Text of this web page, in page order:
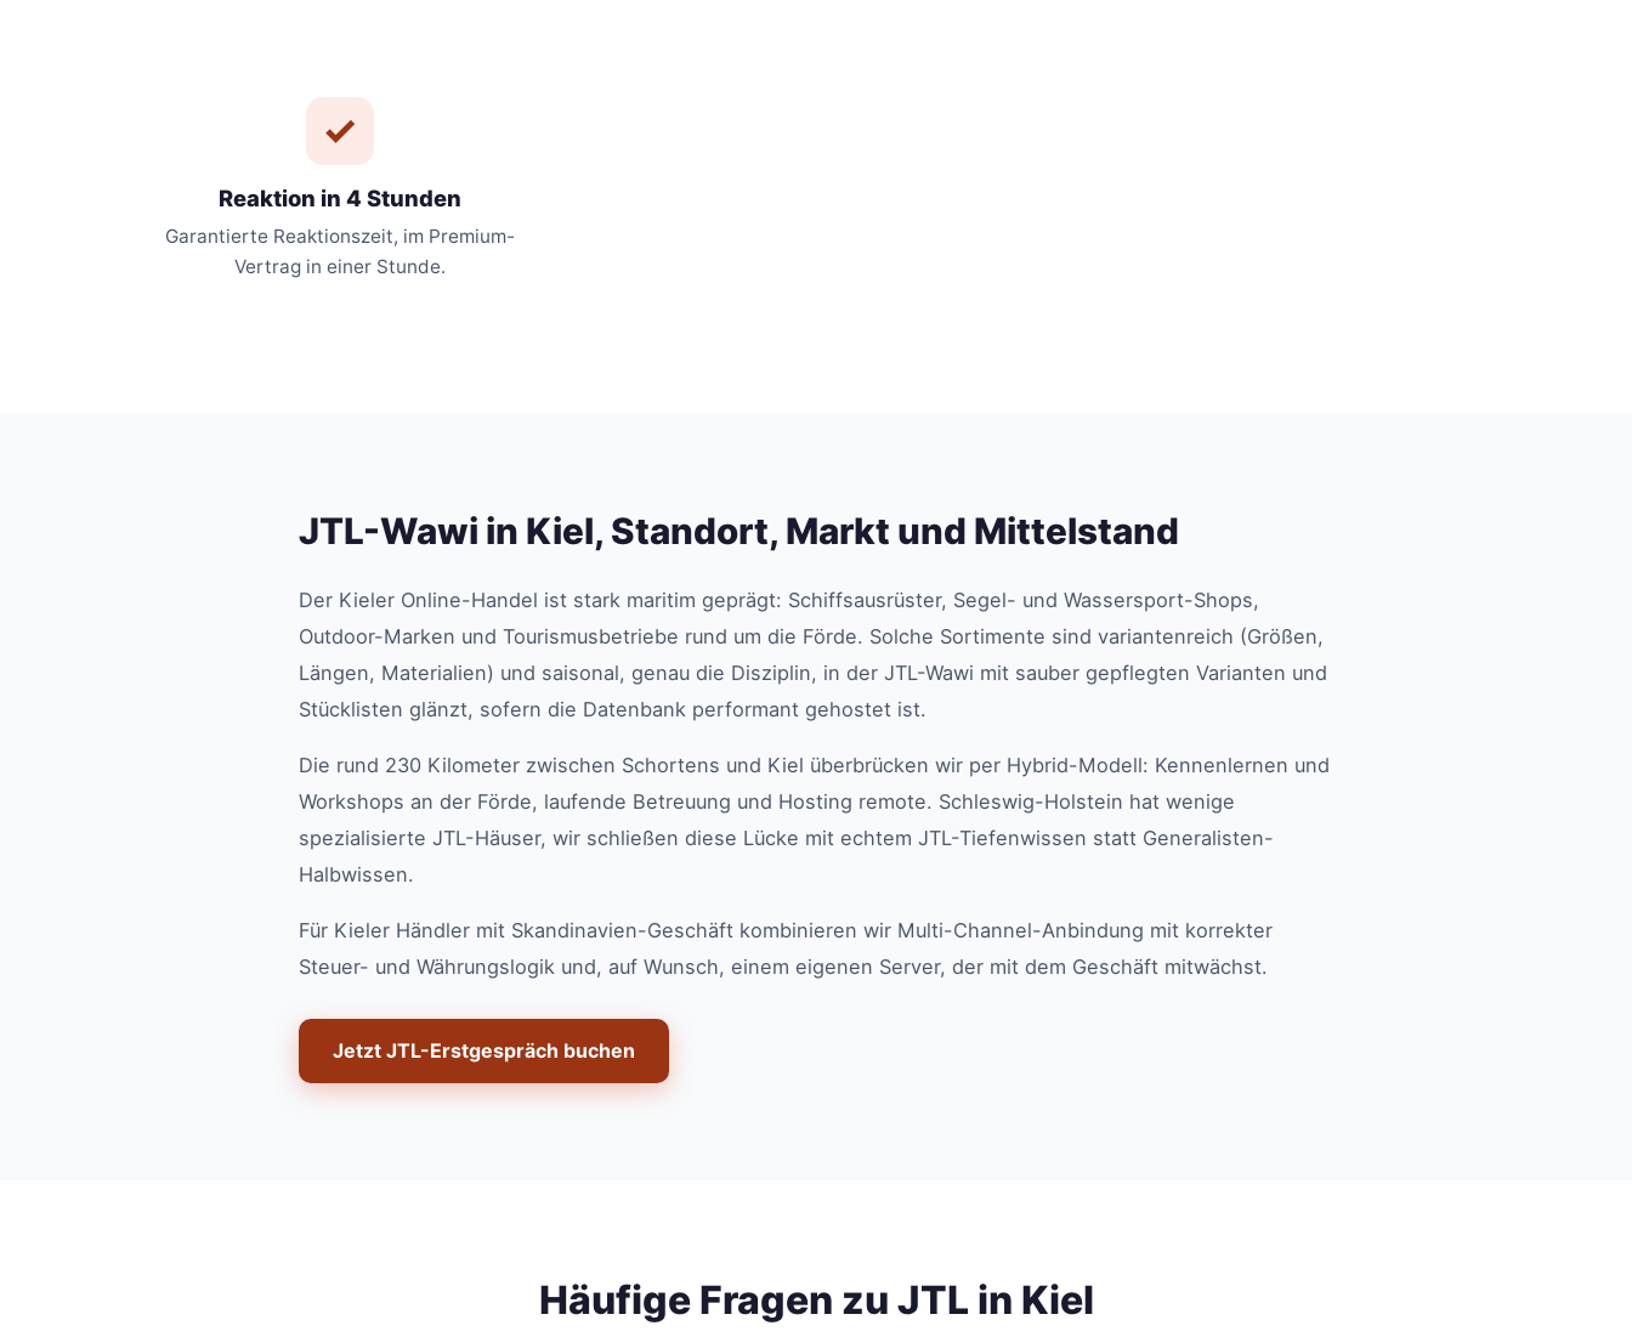
Reaktion in 4 Stunden
Garantierte Reaktionszeit, im Premium-
Vertrag in einer Stunde.
JTL-Wawi in Kiel, Standort, Markt und Mittelstand
Der Kieler Online-Handel ist stark maritim geprägt: Schiffsausrüster, Segel- und Wassersport-Shops,
Outdoor-Marken und Tourismusbetriebe rund um die Förde. Solche Sortimente sind variantenreich (Größen,
Längen, Materialien) und saisonal, genau die Disziplin, in der JTL-Wawi mit sauber gepflegten Varianten und
Stücklisten glänzt, sofern die Datenbank performant gehostet ist.
Die rund 230 Kilometer zwischen Schortens und Kiel überbrücken wir per Hybrid-Modell: Kennenlernen und
Workshops an der Förde, laufende Betreuung und Hosting remote. Schleswig-Holstein hat wenige
spezialisierte JTL-Häuser, wir schließen diese Lücke mit echtem JTL-Tiefenwissen statt Generalisten-
Halbwissen.
Für Kieler Händler mit Skandinavien-Geschäft kombinieren wir Multi-Channel-Anbindung mit korrekter
Steuer- und Währungslogik und, auf Wunsch, einem eigenen Server, der mit dem Geschäft mitwächst.
Jetzt JTL-Erstgespräch buchen
Häufige Fragen zu JTL in Kiel